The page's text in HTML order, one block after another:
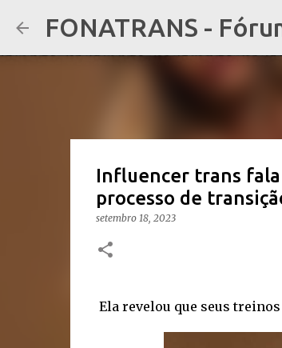
FONATRANS -
Influencer trans
processo de
setembro 18, 2023
Ela revelou que seus